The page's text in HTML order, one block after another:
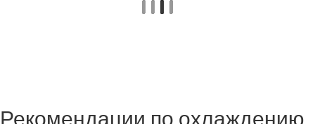
Рекомендации по охлаждению